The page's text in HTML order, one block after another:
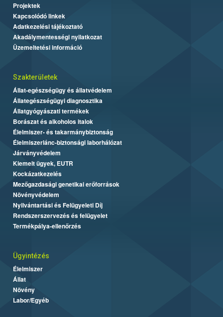
Projektek
Kapcsolódó linkek
Adatkezelési tájékoztató
Akadálymentességi nyilatkozat
Üzemeltetési információ
Szakterületek
Állat-egészségügy és állatvédelem
Állategészségügyi diagnosztika
Állatgyógyászati termékek
Borászat és alkoholos italok
Élelmiszer- és takarmánybiztonság
Élelmiszerlánc-biztonsági laborhálózat
Járványvédelem
Kiemelt ügyek, EUTR
Kockázatkezelés
Mezőgazdasági genetikai erőforrások
Növényvédelem
Nyilvántartási és Felügyeleti Díj
Rendszerszervezés és felügyelet
Termékpálya-ellenőrzés
Ügyintézés
Élelmiszer
Állat
Növény
Labor/Egyéb